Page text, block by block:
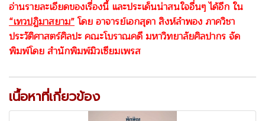
อ่านรายละเอียดของเรื่องนี้ และประเด็นน่าสนใจอื่นๆ ได้อีก ใน
“เทวปฏิมาสยาม”โดย อาจารย์เอกสุดา สิงห์ลำพอง ภาควิชา
ประวัติศาสตร์ศิลปะ คณะโบราณคดี มหาวิทยาลัยศิลปากร จัด
พิมพ์โดย สำนักพิมพ์มิวเซียมเพรส
เนื้อหาที่เกี่ยวข้อง